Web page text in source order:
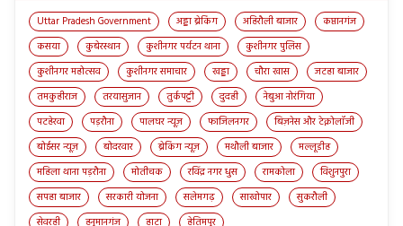
Uttar Pradesh Government अड्डा ब्रेकिंग अहिरौली बाजार
कप्तानगंज
कसया
कुबेरस्थान कुशीनगर पर्यटन थाना
कुशीनगर पुलिस
कुशीनगर महोत्सव
कुशीनगर समाचार खड्डा चौरा खास
जटहा बाजार
तमकुहीराज
तरयासुजान तुर्कपट्टी दुदही
नेबुआ नोरंगिया
पटहेरवा
पड़रौना पालघर न्यूज़ फाजिलनगर
बिज़नेस और टेक्नोलॉजी
बोईसर न्यूज़
बोदरवार ब्रेकिंग न्यूज़ मथौली बाजार
मल्लूडीह
महिला थाना पड़रौना
मोतीचक रविंद्र नगर धुस रामकोला
विशुनपुरा
सपहा बाजार
सरकारी योजना सलेमगढ़ साखोपार
सुकरौली
सेवरही
हनुमानगंज हाटा हेतिमपुर